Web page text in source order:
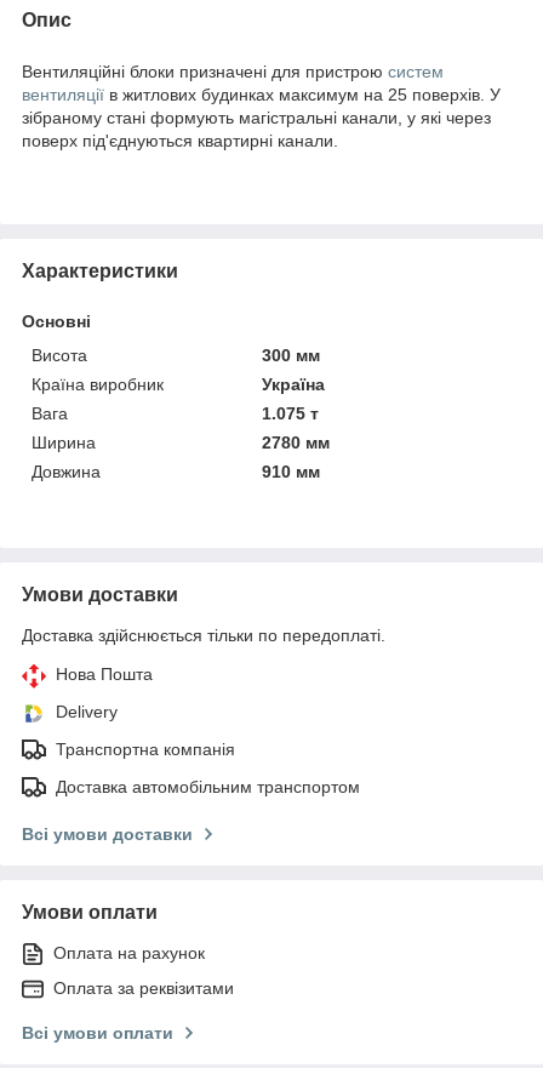
Опис
Вентиляційні блоки призначені для пристрою систем
вентиляції в житлових будинках максимум на 25 поверхів. У
зібраному стані формують магістральні канали, у які через
поверх під'єднуються квартирні канали.
Характеристики
Основні
Висота
300 мм
Країна виробник
Україна
Вага
1.075 т
Ширина
2780 мм
Довжина
910 мм
Умови доставки
Доставка здійснюється тільки по передоплаті.
Нова Пошта
Delivery
Транспортна компанія
Доставка автомобільним транспортом
Всі умови доставки
Умови оплати
Оплата на рахунок
Оплата за реквізитами
Всі умови оплати